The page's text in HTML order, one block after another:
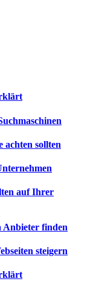
achten sollten
auf Ihrer
Anbieter finden
steigern